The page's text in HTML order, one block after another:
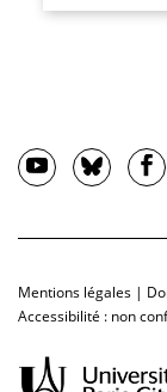
Mentions légales |
Accessibilité : non